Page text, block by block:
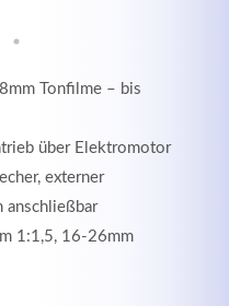
Tonfilme – bis
über Elektromotor
externer
anschließbar
1:1,5, 16-26mm
adipiscing